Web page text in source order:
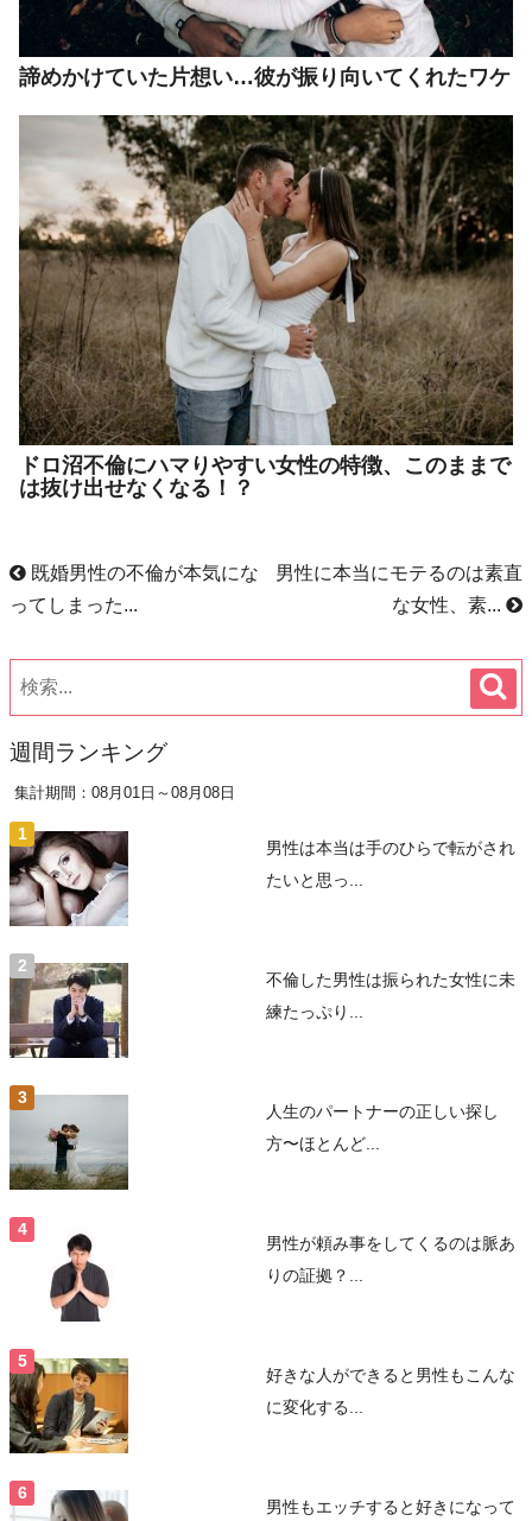
諦めかけていた片想い…彼が振り向いてくれたワケ
ドロ沼不倫にハマりやすい女性の特徴、このままで
は抜け出せなくなる！？
既婚男性の不倫が本気にな
ってしまった...
男性に本当にモテるのは素直
な女性、素...
週間ランキング
集計期間：08月01日～08月08日
男性は本当は手のひらで転がされ
たいと思っ...
不倫した男性は振られた女性に未
練たっぷり...
人生のパートナーの正しい探し
方〜ほとんど...
男性が頼み事をしてくるのは脈あ
りの証拠？...
好きな人ができると男性もこんな
に変化する...
男性もエッチすると好きになって